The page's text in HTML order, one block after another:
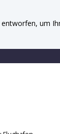
um